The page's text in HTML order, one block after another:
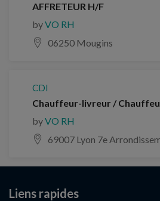
AFFRETEUR H/F
byVO RH
06250 Mougins
CDI
Chauffeur-livreur /
byVO RH
69007 Lyon 7e
Liens rapides